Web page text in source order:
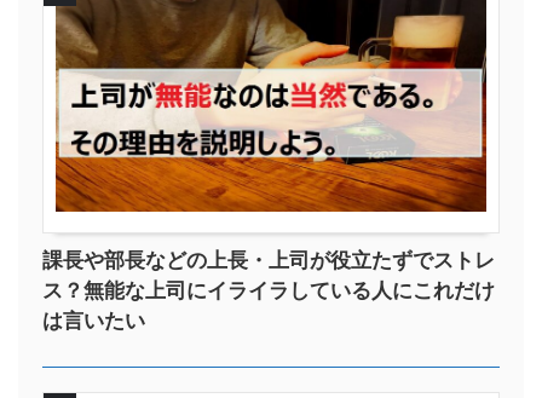
課長や部長などの上長・上司が役立たずでストレ
ス？無能な上司にイライラしている人にこれだけ
は言いたい